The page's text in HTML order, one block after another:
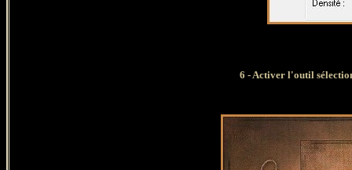
6 - Activer l'outil